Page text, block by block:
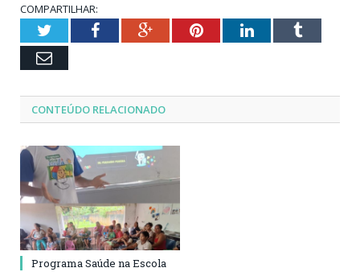
COMPARTILHAR:
TwitterFacebookGoogle+PinterestLinkedInTumblr
Email
CONTEÚDO RELACIONADO
Programa Saúde na Escola